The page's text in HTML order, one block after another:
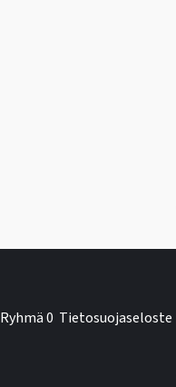
Ryhmä 0 Tietosuojaseloste